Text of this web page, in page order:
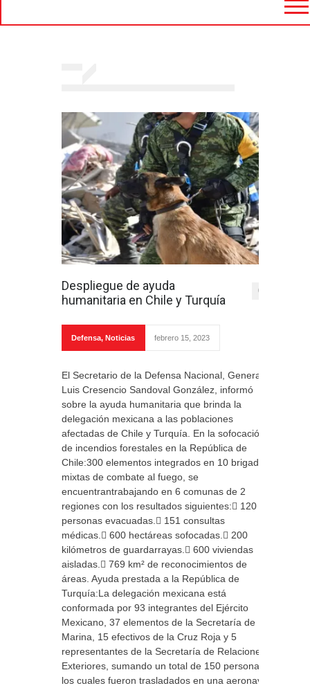
Despliegue de ayuda
humanitaria en Chile y Turquía
0
Defensa, Noticias febrero 15, 2023
El Secretario de la Defensa Nacional, General
Luis Cresencio Sandoval González, informó
sobre la ayuda humanitaria que brinda la
delegación mexicana a las poblaciones
afectadas de Chile y Turquía. En la sofocación
de incendios forestales en la República de
Chile:300 elementos integrados en 10 brigadas
mixtas de combate al fuego, se
encuentrantrabajando en 6 comunas de 2
regiones con los resultados siguientes: 120
personas evacuadas. 151 consultas
médicas. 600 hectáreas sofocadas. 200
kilómetros de guardarrayas. 600 viviendas
aisladas. 769 km² de reconocimientos de
áreas. Ayuda prestada a la República de
Turquía:La delegación mexicana está
conformada por 93 integrantes del Ejército
Mexicano, 37 elementos de la Secretaría de
Marina, 15 efectivos de la Cruz Roja y 5
representantes de la Secretaría de Relaciones
Exteriores, sumando un total de 150 personas,
los cuales fueron trasladados en una aeronave